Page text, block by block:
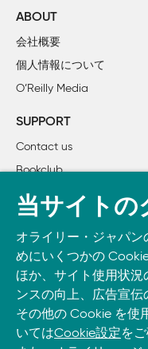
目
下か
ら
9行
p.21
下か
ら
目
の2つ
3行
目
p.29
見出
し
2.4 Deeps eq
p.30 Control.Deeps
3.2　リストを並列
    3.3　例：K平均法
        3.3.2　性能と分析
3.3.3　スパーク
3.5　parBufferを使
3.6　チャンク分け
    3.7　同一性特性
4章　データフロー並
4.1　例：グラフの
4.2　パイプライン
4.2.1　生産者の
4.2.2　パイプラ
4.3　例：会議の時
ABOUT
会社概要
個人情報について
O’Reilly Media
SUPPORT
Contact us
Bookclub
書籍注文
Take O’Reilly with you
phone
and tablet.
当サイトの
オライリー・ジャパ
めにいくつかの
ほか、サイト使用状
ンスの向上、広告宣伝
その他の Cookie を使
いてはCookie設定を